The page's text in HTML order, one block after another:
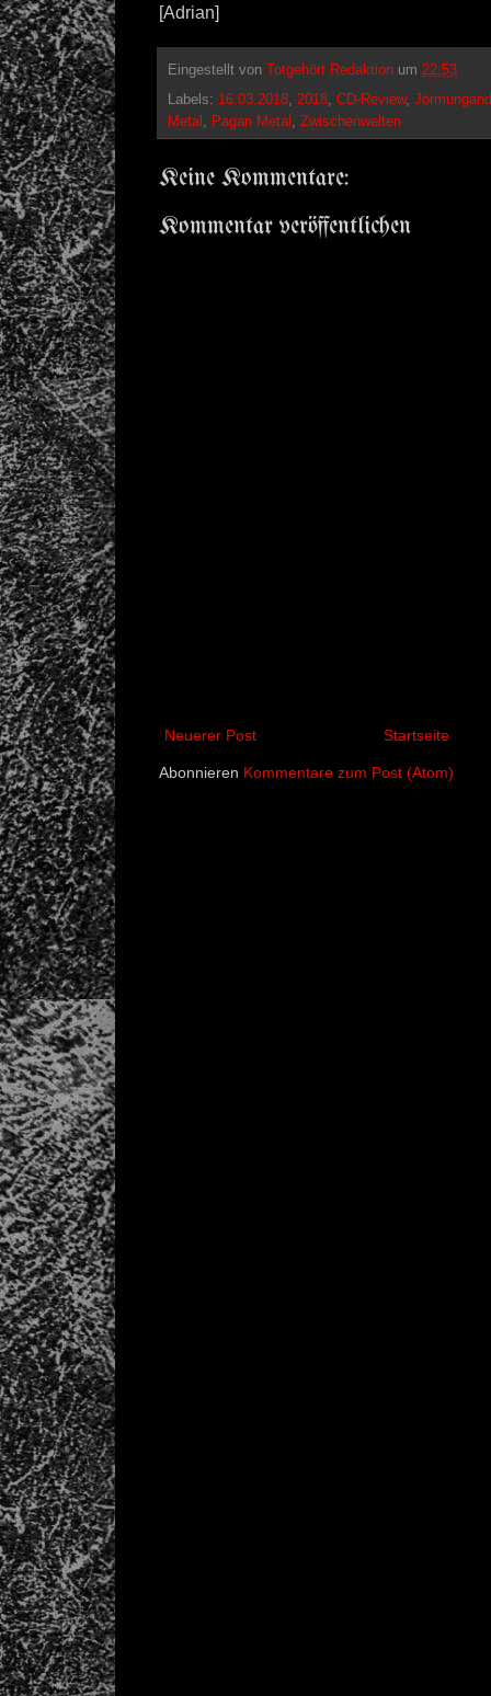
[Adrian]
Eingestellt von Totgehört Redaktion um 22:53
Labels: 16.03.2018 2018 CD-Review, Jörmungand
Metal
Pagan Metal Zwischenwelten
Keine Kommentare:
Kommentar veröffentlichen
Neuerer Post Startseite
Abonnieren Kommentare zum Post (Atom)